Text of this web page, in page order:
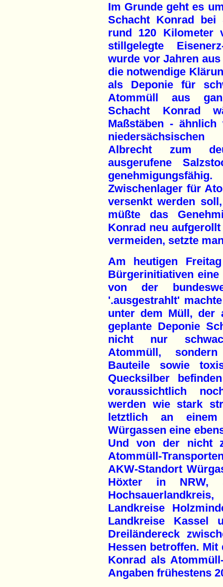
Im Grunde geht es
Schacht Konrad bei
rund 120 Kilometer
stillgelegte
wurde vor Jahren
die notwendige
als Deponie für
Atommüll aus
Schacht Konrad
Maßstäben -
Albrecht zum
ausgerufene
Zwischenlager für
versenkt werden
müßte das
Konrad neu
vermeiden, setzte
Am heutigen
Bürgerinitiativen eine
von der
'.ausgestrahlt'
unter dem Müll, der
geplante Deponie
nicht nur
Atommüll,
Bauteile sowie
Quecksilber
voraussichtlich
werden wie stark
letztlich an
Würgassen eine
Und von der nicht
Atommüll-
AKW-Standort
Höxter in NRW,
Landkreise
Landkreise Kassel
Dreiländereck
Hessen betroffen.
Konrad als
Angaben frühestens